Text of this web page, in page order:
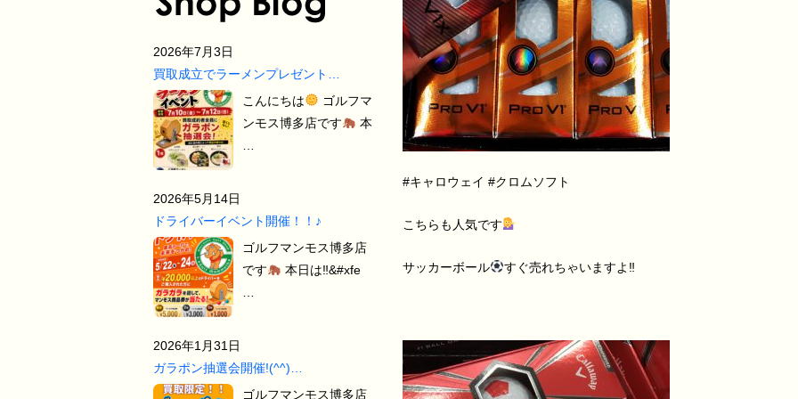
#キャロウェイ #クロムソフト
こちらも人気です
サッカーボール すぐ売れちゃいますよ‼︎
2026年7月3日
買取成立でラーメンプレゼント…
こんにちは
ゴルフマ
ンモス博多店です
本
2026年5月14日
ドライバーイベント開催！！♪
ゴルフマンモス博多店
です
本日は‼&#xfe
2026年1月31日
ガラポン抽選会開催!(^^)…
ゴルフマンモス博多店